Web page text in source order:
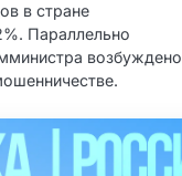
в стране
Параллельно
возбуждено